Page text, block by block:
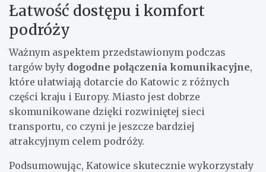
Łatwość dostępu i komfort
podróży
Ważnym aspektem przedstawionym podczas
targów były dogodne połączenia komunikacyjne,
które ułatwiają dotarcie do Katowic z różnych
części kraju i Europy. Miasto jest dobrze
skomunikowane dzięki rozwiniętej sieci
transportu, co czyni je jeszcze bardziej
atrakcyjnym celem podróży.
Podsumowując, Katowice skutecznie wykorzystały